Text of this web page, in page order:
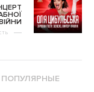
ПОПУЛЯРНЫЕ